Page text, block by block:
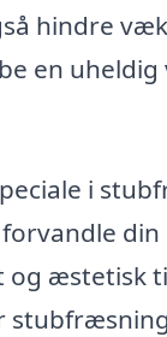
hindre
en uheldig
i
din
og æstetisk